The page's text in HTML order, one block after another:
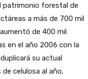
patrimonio forestal de
a más de 700 mil
de 400 mil
en el año 2006 con la
su actual
celulosa al año,